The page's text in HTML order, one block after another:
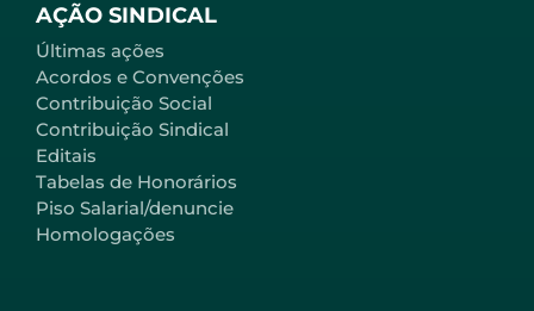
AÇÃO SINDICAL
Últimas ações
Acordos e Convenções
Contribuição Social
Contribuição Sindical
Editais
Tabelas de Honorários
Piso Salarial/denuncie
Homologações